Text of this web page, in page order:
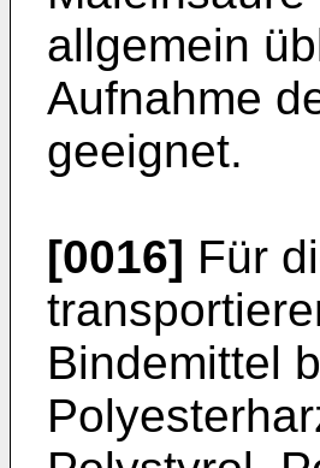
allgemein
Aufnahme
geeignet.
[0016] Für
Bindemittel